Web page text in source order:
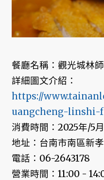
餐廳名稱：觀光城林
詳細圖文介紹：
https://
uangcheng-linshi-
消費時間：2025年/5月
地址：台南市南區新
電話：06-2643178
營業時間：11:00 -